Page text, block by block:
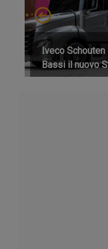
Iveco
Bassi il nuovo